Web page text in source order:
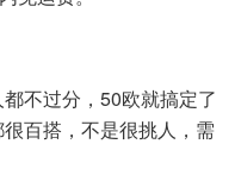
不过分，50欧就搞定了
百搭，不是很挑人，需